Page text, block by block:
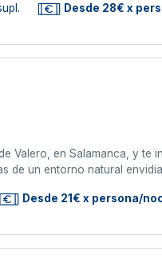
Desde 28€ x
Valero, en Salamanca, y te
un entorno natural
Desde 21€ x persona/